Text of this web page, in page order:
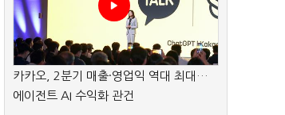
카카오, 2분기 매출·영업익 역대 최대…
에이전트 AI 수익화 관건